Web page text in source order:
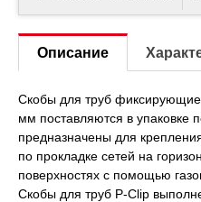
Описание
Скобы для труб
мм поставляются в упаковке
предназначены для
по прокладке сетей на
поверхностях с помощью
Скобы для труб P-Clip